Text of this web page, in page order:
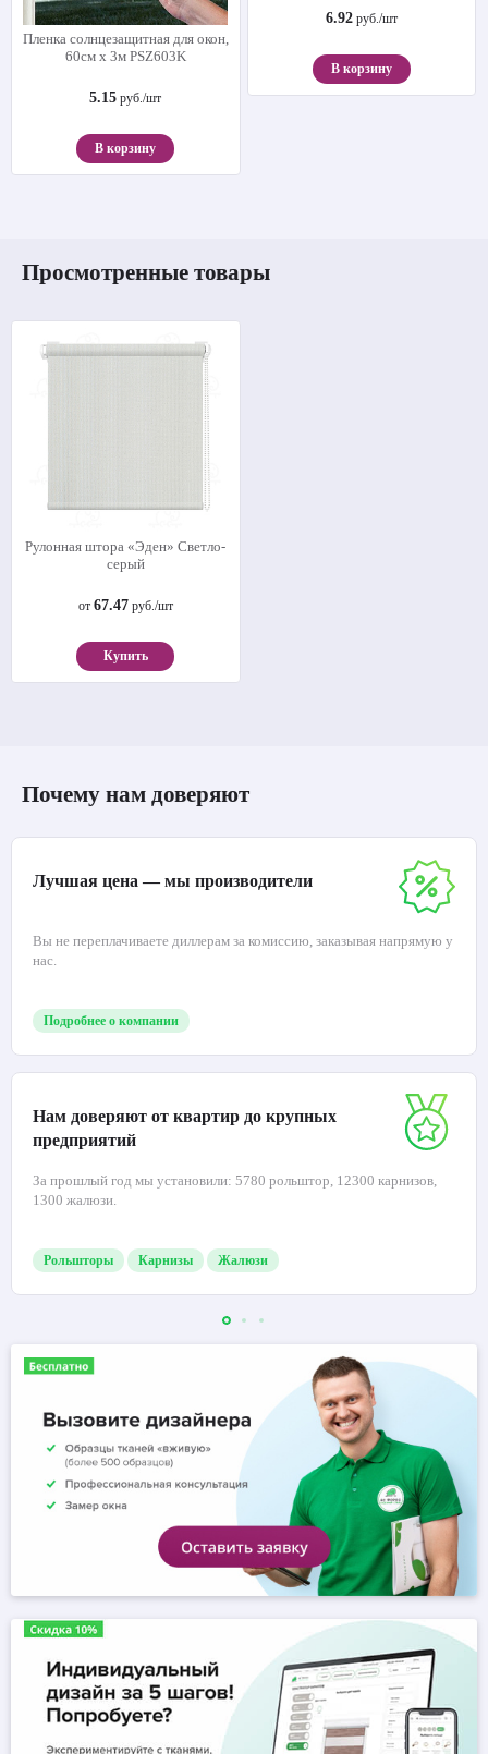
Пленка солнцезащитная для окон,
60см х 3м PSZ603K
5.15 руб./шт
В корзину
6.92руб./шт
В корзину
Просмотренные товары
Рулонная штора «Эден» Светло-
серый
от 67.47руб./шт
Купить
Почему нам доверяют
Лучшая цена — мы производители
Вы не переплачиваете диллерам за комиссию, заказывая напрямую у
нас.
Подробнее о компании
Нам доверяют от квартир до крупных
предприятий
За прошлый год мы установили: 5780 рольштор, 12300 карнизов,
1300 жалюзи.
Рольшторы Карнизы Жалюзи